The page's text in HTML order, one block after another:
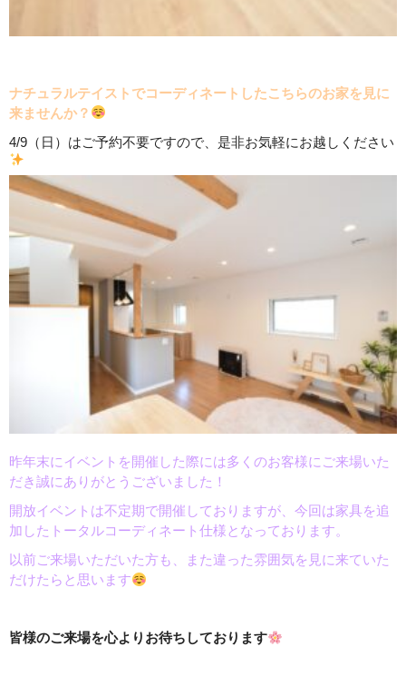
ナチュラルテイストでコーディネートしたこちらのお家を見に
来ませんか？
4/9（日）はご予約不要ですので、是非お気軽にお越しください
昨年末にイベントを開催した際には多くのお客様にご来場いた
だき誠にありがとうございました！
開放イベントは不定期で開催しておりますが、今回は家具を追
加したトータルコーディネート仕様となっております。
以前ご来場いただいた方も、また違った雰囲気を見に来ていた
だけたらと思います
皆様のご来場を心よりお待ちしております